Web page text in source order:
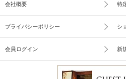
会社概要 特
プライバシーポリシー シ
会員ログイン 新